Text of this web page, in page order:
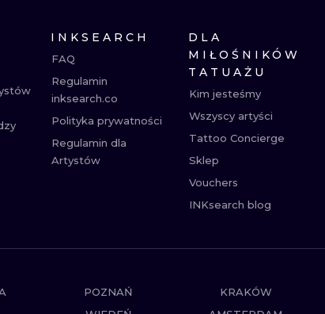
INKSEARCH
FAQ
Regulamin
inksearch.co
Polityka prywatności
Regulamin dla
Artystów
DLA
MIŁOŚNIKÓW
TATUAŻU
Kim jesteśmy
Wszyscy artyści
Tattoo Concierge
Sklep
Vouchers
INKsearch blog
POZNAŃ KRAKÓW